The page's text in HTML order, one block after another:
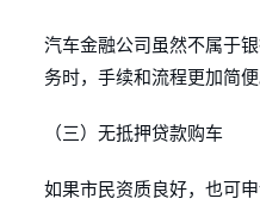
汽车金融公司虽然不属于
务时，手续和流程更加简
（三）无抵押贷款购车
如果市民资质良好，也可